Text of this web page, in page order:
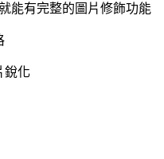
能有完整的圖片修飾功能
銳化